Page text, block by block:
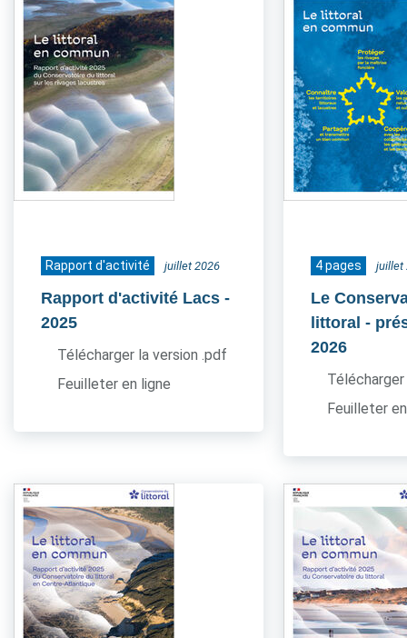
Rapport d'activité juillet 2026
Rapport d'activité Lacs -
2025
Télécharger la version .pdf
Feuilleter en ligne
4 pages juillet
Le
littoral -
2026
Feuilleter